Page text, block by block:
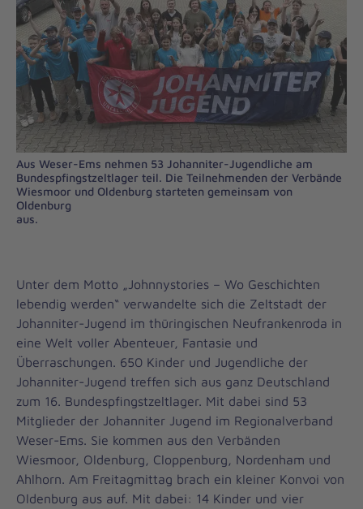
Aus Weser-Ems nehmen 53 Johanniter-Jugendliche am
Bundespfingstzeltlager teil. Die Teilnehmenden der Verbände
Wiesmoor und Oldenburg starteten gemeinsam von
Oldenburg
aus.
Unter dem Motto „Johnnystories – Wo Geschichten
lebendig werden“ verwandelte sich die Zeltstadt der
Johanniter-Jugend im thüringischen Neufrankenroda in
eine Welt voller Abenteuer, Fantasie und
Überraschungen. 650 Kinder und Jugendliche der
Johanniter-Jugend treffen sich aus ganz Deutschland
zum 16. Bundespfingstzeltlager. Mit dabei sind 53
Mitglieder der Johanniter Jugend im Regionalverband
Weser-Ems. Sie kommen aus den Verbänden
Wiesmoor, Oldenburg, Cloppenburg, Nordenham und
Ahlhorn. Am Freitagmittag brach ein kleiner Konvoi von
Oldenburg aus auf. Mit dabei: 14 Kinder und vier